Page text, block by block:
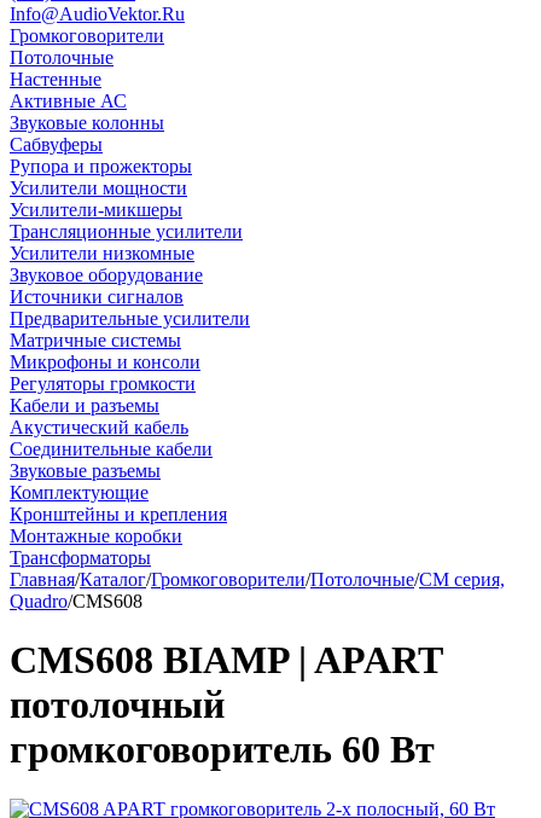
Info@AudioVektor.Ru
Громкоговорители
Потолочные
Настенные
Активные АС
Звуковые колонны
Сабвуферы
Рупора и прожекторы
Усилители мощности
Усилители-микшеры
Трансляционные усилители
Усилители низкомные
Звуковое оборудование
Источники сигналов
Предварительные усилители
Матричные системы
Микрофоны и консоли
Регуляторы громкости
Кабели и разъемы
Акустический кабель
Соединительные кабели
Звуковые разъемы
Комплектующие
Кронштейны и крепления
Монтажные коробки
Трансформаторы
Главная/Каталог/Громкоговорители/Потолочные/CM серия,
Quadro/CMS608
CMS608 BIAMP | APART
потолочный
громкоговоритель 60 Вт